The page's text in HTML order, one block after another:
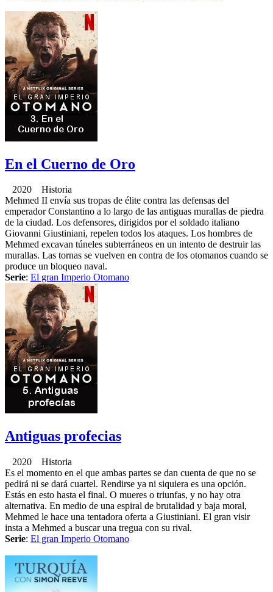
En el Cuerno de Oro
2020 Historia
Mehmed II envía sus tropas de élite contra las defensas del
emperador Constantino a lo largo de las antiguas murallas de piedra
de la ciudad. Los defensores, dirigidos por el soldado italiano
Giovanni Giustiniani, repelen todos los ataques. Los hombres de
Mehmed excavan túneles subterráneos en un intento de destruir las
murallas. Las tornas se vuelven en contra de los otomanos cuando se
produce un bloqueo naval.
Serie: El gran Imperio Otomano
Antiguas profecias
2020 Historia
Es el momento en el que ambas partes se dan cuenta de que no se
pedirá ni se dará cuartel. Rendirse ya ni siquiera es una opción.
Estás en esto hasta el final. O mueres o triunfas, y no hay otra
alternativa. En medio de una espiral de brutalidad y baja moral,
Mehmed le hace una tentadora oferta a Giustiniani. El gran visir
insta a Mehmed a buscar una tregua con su rival.
Serie: El gran Imperio Otomano